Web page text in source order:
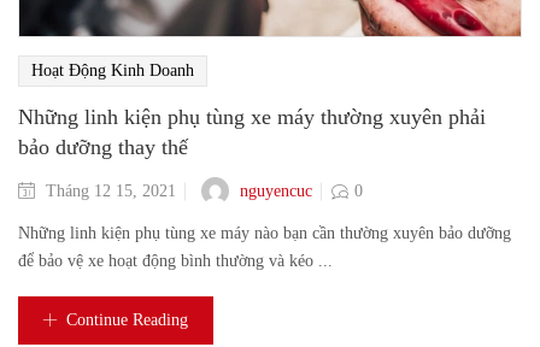
Hoạt Động Kinh Doanh
Những linh kiện phụ tùng xe máy thường xuyên phải
bảo dưỡng thay thế
Tháng 12 15, 2021 nguyencuc 0
Những linh kiện phụ tùng xe máy nào bạn cần thường xuyên bảo dưỡng
để bảo vệ xe hoạt động bình thường và kéo ...
Continue Reading